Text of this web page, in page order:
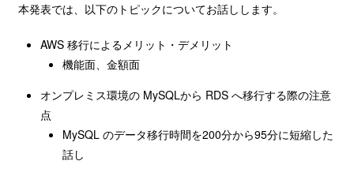
本発表では、以下のトピックについてお話しします。
AWS 移行によるメリット・デメリット
機能面、金額面
オンプレミス環境の MySQLから RDS へ移行する際の注意
点
MySQL のデータ移行時間を200分から95分に短縮した
話し